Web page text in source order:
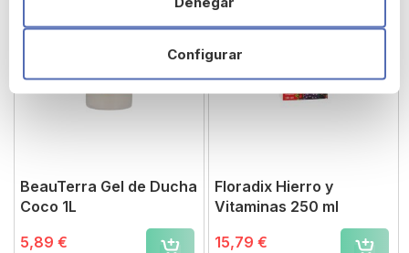
BeauTerra Gel de Ducha
Coco 1L
5,89 €
Floradix Hierro y
Vitaminas 250 ml
15,79 €
Configurar